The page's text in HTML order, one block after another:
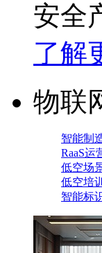
安全
了解
物联
智能制
RaaS运
低空场
低空培
智能标